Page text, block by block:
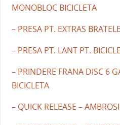
MONOBLOC BICICLETA
– PRESA PT. EXTRAS
– PRESA PT. LANT PT.
– PRINDERE FRANA DISC 6
BICICLETA
– QUICK RELEASE –